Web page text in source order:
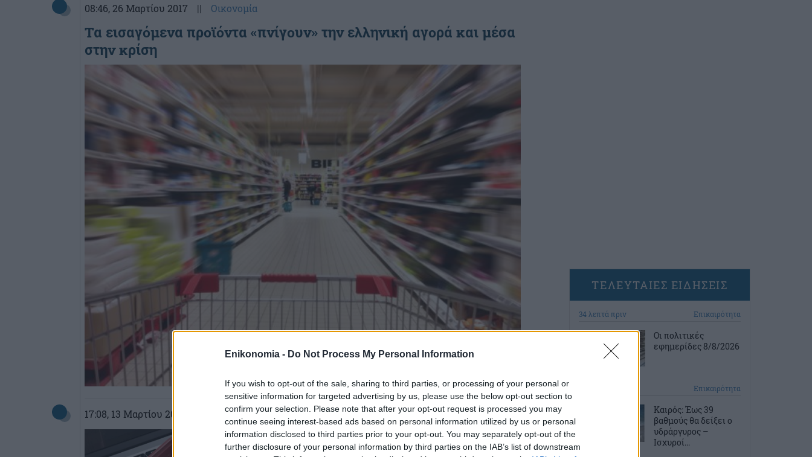
Enikonomia - Do Not Process My Personal Information
If you wish to opt-out of the sale, sharing to third parties, or processing of your personal or
sensitive information for targeted advertising by us, please use the below opt-out section to
confirm your selection. Please note that after your opt-out request is processed you may
continue seeing interest-based ads based on personal information utilized by us or personal
information disclosed to third parties prior to your opt-out. You may separately opt-out of the
further disclosure of your personal information by third parties on the IAB’s list of downstream
08:46, 26 Μαρτίου 2017 || Οικονομία
Τα εισαγόμενα προϊόντα «πνίγουν» την ελληνική αγορά και μέσα
στην κρίση
17:08, 13 Μαρτίου 2017 Επιχειρήσεις
ΙΕΛΚΑ: 8 στους 10 καταναλωτές
«κυνηγούν» τις προσφορές και τις
ΤΕΛΕΥΤΑΙΕΣ ΕΙΔΗΣΕΙΣ
34 λεπτά πριν Επικαιρότητα
Οι πολιτικές
εφημερίδες 8/8/2026
Επικαιρότητα
Καιρός: Έως 39
βαθμούς θα δείξει ο
υδράργυρος –
Ισχυροί...